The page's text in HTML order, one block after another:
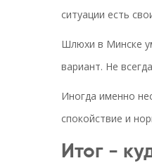
ситуации есть
Шлюхи в Минске
вариант. Не
Иногда именно
спокойствие и
Итог -